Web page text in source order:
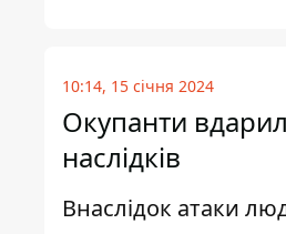
10:14, 15 січня 2024
Окупанти
наслідків
Внаслідок атаки